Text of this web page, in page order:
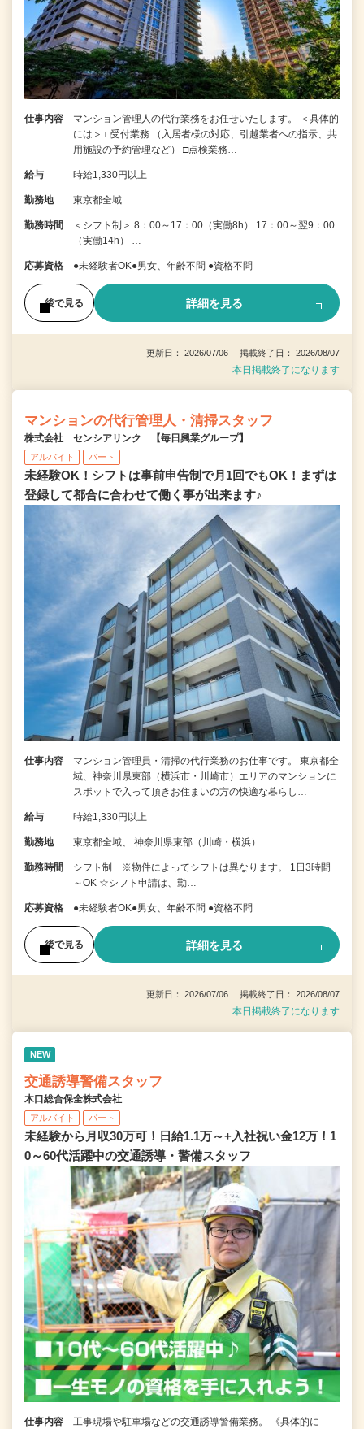
仕事内容
マンション管理人の代行業務をお任せいたします。 ＜具体的
には＞ □受付業務 （入居者様の対応、引越業者への指示、共
用施設の予約管理など） □点検業務…
給与 時給1,330円以上
勤務地 東京都全域
勤務時間
＜シフト制＞ 8：00～17：00（実働8h） 17：00～翌9：00
（実働14h） …
応募資格 ●未経験者OK●男女、年齢不問 ●資格不問
後で見る 詳細を見る
更新日： 2026/07/06 掲載終了日： 2026/08/07
本日掲載終了になります
マンションの代行管理人・清掃スタッフ
株式会社 センシアリンク 【毎日興業グループ】
アルバイト パート
未経験OK！シフトは事前申告制で月1回でもOK！まずは
登録して都合に合わせて働く事が出来ます♪
仕事内容
マンション管理員・清掃の代行業務のお仕事です。 東京都全
域、神奈川県東部（横浜市・川崎市）エリアのマンションに
スポットで入って頂きお住まいの方の快適な暮らし…
給与 時給1,330円以上
勤務地 東京都全域、 神奈川県東部（川崎・横浜）
勤務時間
シフト制 ※物件によってシフトは異なります。 1日3時間
～OK ☆シフト申請は、勤…
応募資格 ●未経験者OK●男女、年齢不問 ●資格不問
後で見る 詳細を見る
更新日： 2026/07/06 掲載終了日： 2026/08/07
本日掲載終了になります
NEW
交通誘導警備スタッフ
木口総合保全株式会社
アルバイト パート
未経験から月収30万可！日給1.1万～+入社祝い金12万！1
0～60代活躍中の交通誘導・警備スタッフ
仕事内容
工事現場や駐車場などの交通誘導警備業務。 《具体的に